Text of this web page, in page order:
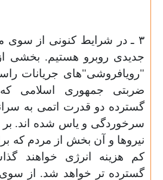
۳ ـ در شرایط کنونی از سوی
جدیدی روبرو هستیم. بخشی
"رویافروشی"های جریانات
ضربتی جمهوری اسلامی
گسترده دو قدرت اتمی به
سرخوردگی و یاس شده اند. بر
نیروها و آن بخش از مردم که
کم هزینه انرژی خواهند
گسترده تر خواهد شد. از سوی